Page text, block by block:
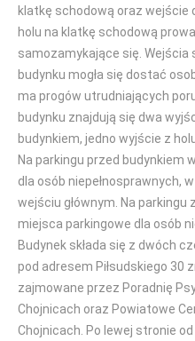
klatkę schodową oraz wejście
holu na klatkę schodową
samozamykające się. Wejścia
budynku mogła się dostać
ma progów utrudniających
budynku znajdują się dwa
budynkiem, jedno wyjście z
Na parkingu przed budynkiem
dla osób niepełnosprawnych,
wejściu głównym. Na parkingu
miejsca parkingowe dla osób
Budynek składa się z dwóch
pod adresem Piłsudskiego 30
zajmowane przez Poradnię
Chojnicach oraz Powiatowe
Chojnicach. Po lewej stronie